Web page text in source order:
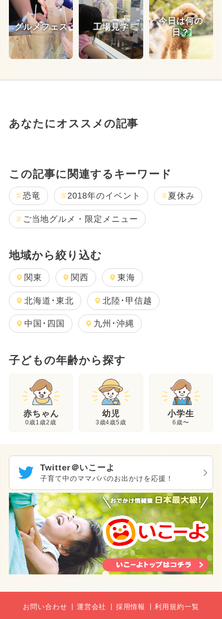
グルメフェス 工場見学
今日は何の
日？
あなたにオススメの記事
この記事に関連するキーワード
恐竜 2018年のイベント 夏休み
ご当地グルメ・限定メニュー
地域から絞り込む
関東 関西 東海
北海道･東北 北陸･甲信越
中国･四国 九州･沖縄
子どもの年齢から探す
赤ちゃん
0歳1歳2歳
幼児
3歳4歳5歳
小学生
6歳〜
Twitter＠いこーよ
子育て中のママパパのお出かけを応援！
お問い合わせ 運営会社 採用情報 利用規約一覧